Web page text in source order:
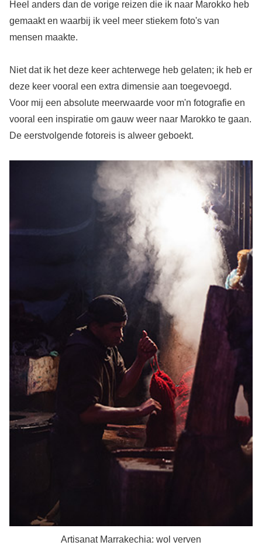
Heel anders dan de vorige reizen die ik naar Marokko heb
gemaakt en waarbij ik veel meer stiekem foto's van
mensen maakte.
Niet dat ik het deze keer achterwege heb gelaten; ik heb er
deze keer vooral een extra dimensie aan toegevoegd.
Voor mij een absolute meerwaarde voor m'n fotografie en
vooral een inspiratie om gauw weer naar Marokko te gaan.
De eerstvolgende fotoreis is alweer geboekt.
Artisanat Marrakechia: wol verven